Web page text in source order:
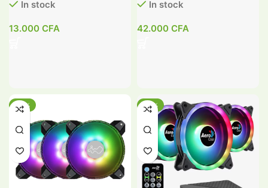
In stock
13.000 CFA
In stock
42.000 CFA
-14% -14%